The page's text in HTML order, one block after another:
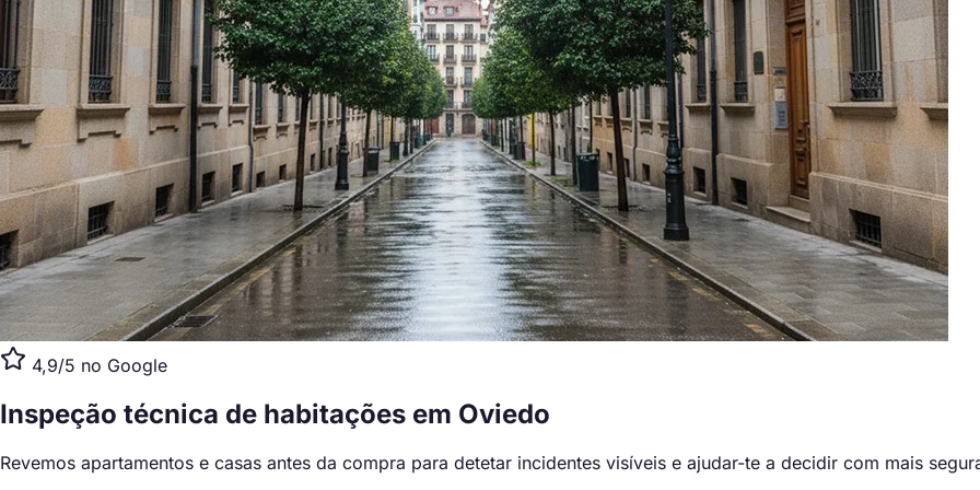
4,9/5 no Google
Inspeção técnica de habitações em Oviedo
Revemos apartamentos e casas antes da compra para detetar incidentes visíveis e ajudar-te a decidir com mais